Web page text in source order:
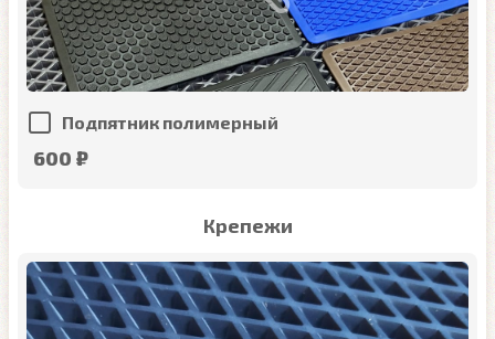
Подпятник полимерный
600 ₽
Крепежи